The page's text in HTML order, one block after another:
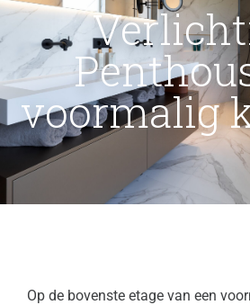
voormalig
Op de bovenste etage van een